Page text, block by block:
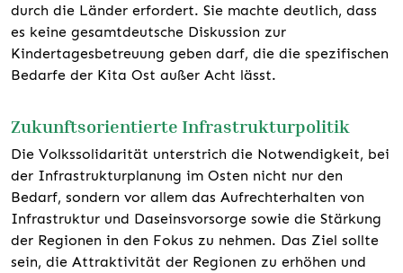
durch die Länder erfordert. Sie machte deutlich, dass
es keine gesamtdeutsche Diskussion zur
Kindertagesbetreuung geben darf, die die spezifischen
Bedarfe der Kita Ost außer Acht lässt.
Zukunftsorientierte Infrastrukturpolitik
Die Volkssolidarität unterstrich die Notwendigkeit, bei
der Infrastrukturplanung im Osten nicht nur den
Bedarf, sondern vor allem das Aufrechterhalten von
Infrastruktur und Daseinsvorsorge sowie die Stärkung
der Regionen in den Fokus zu nehmen. Das Ziel sollte
sein, die Attraktivität der Regionen zu erhöhen und